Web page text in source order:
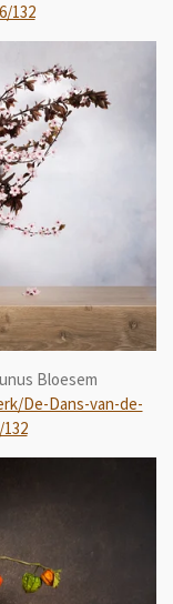
132
Bloesem
De-Dans-van-de-